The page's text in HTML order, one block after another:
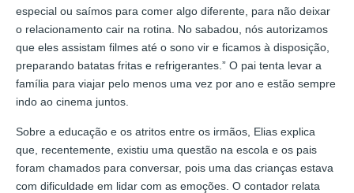
especial ou saímos para comer algo diferente, para não deixar
o relacionamento cair na rotina. No sabadou, nós autorizamos
que eles assistam filmes até o sono vir e ficamos à disposição,
preparando batatas fritas e refrigerantes.” O pai tenta levar a
família para viajar pelo menos uma vez por ano e estão sempre
indo ao cinema juntos.
Sobre a educação e os atritos entre os irmãos, Elias explica
que, recentemente, existiu uma questão na escola e os pais
foram chamados para conversar, pois uma das crianças estava
com dificuldade em lidar com as emoções. O contador relata